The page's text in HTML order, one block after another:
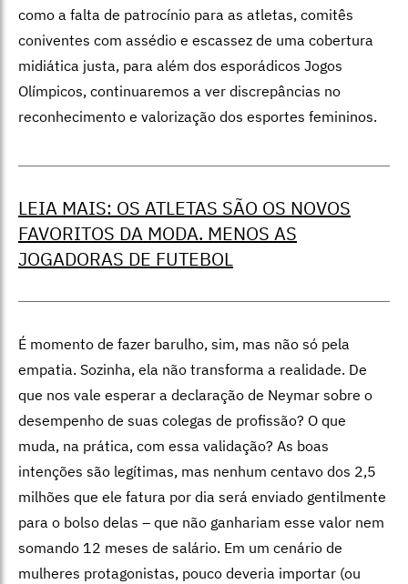
como a falta de patrocínio para as atletas, comitês
coniventes com assédio e escassez de uma cobertura
midiática justa, para além dos esporádicos Jogos
Olímpicos, continuaremos a ver discrepâncias no
reconhecimento e valorização dos esportes femininos.
LEIA MAIS: OS ATLETAS SÃO OS NOVOS
FAVORITOS DA MODA. MENOS AS
JOGADORAS DE FUTEBOL
É momento de fazer barulho, sim, mas não só pela
empatia. Sozinha, ela não transforma a realidade. De
que nos vale esperar a declaração de Neymar sobre o
desempenho de suas colegas de profissão? O que
muda, na prática, com essa validação? As boas
intenções são legítimas, mas nenhum centavo dos 2,5
milhões que ele fatura por dia será enviado gentilmente
para o bolso delas – que não ganhariam esse valor nem
somando 12 meses de salário. Em um cenário de
mulheres protagonistas, pouco deveria importar (ou